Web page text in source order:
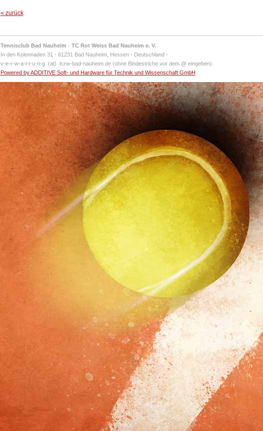
« zurück
Tennisclub Bad Nauheim · TC Rot Weiss Bad Nauheim e. V.
In den Kolonnaden 31 · 61231 Bad Nauheim, Hessen · Deutschland ·
v-e-r-w-a-l-t-u-n-g (at) tcrw-bad-nauheim.de (ohne Bindestriche vor dem @ eingeben)
Powered by ADDITIVE Soft- und Hardware für Technik und Wissenschaft GmbH